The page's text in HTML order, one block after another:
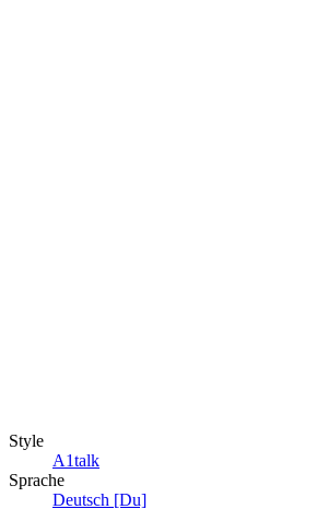
Style
A1talk
Sprache
Deutsch [Du]